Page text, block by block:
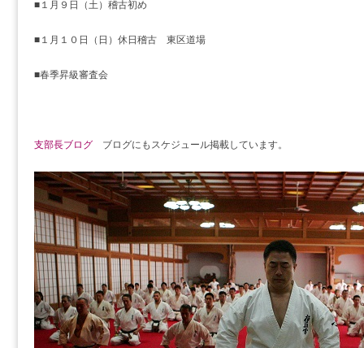
■１月９日（土）稽古初め
■１月１０日（日）休日稽古 東区道場
■春季昇級審査会
支部長ブログブログにもスケジュール掲載しています。